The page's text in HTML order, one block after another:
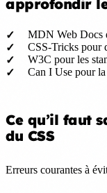
approfondir le
MDN Web Docs
CSS-Tricks pour
W3C pour les
Can I Use pour
Ce qu’il faut
du CSS
Erreurs courantes à